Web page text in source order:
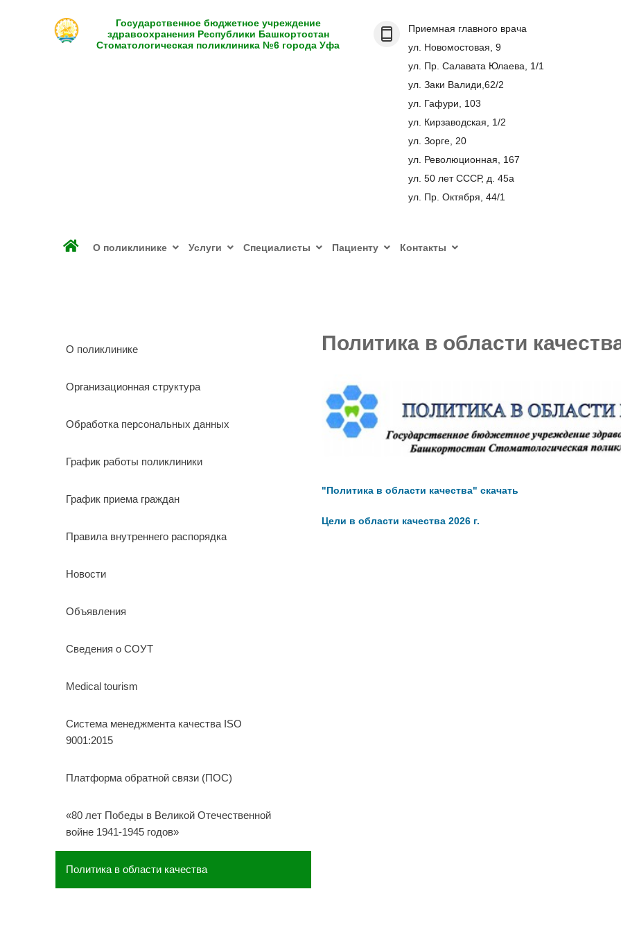
Государственное бюджетное учреждение
здравоохранения Республики Башкортостан
Стоматологическая поликлиника №6 города Уфа
Приемная главного врача
ул. Новомостовая, 9
ул. Пр. Салавата Юлаева, 1/1
ул. Заки Валиди,62/2
ул. Гафури, 103
ул. Кирзаводская, 1/2
ул. Зорге, 20
ул. Революционная, 167
ул. 50 лет СССР, д. 45а
ул. Пр. Октября, 44/1
О поликлинике Услуги Специалисты Пациенту Контакты
О поликлинике
Организационная структура
Обработка персональных данных
График работы поликлиники
График приема граждан
Правила внутреннего распорядка
Новости
Объявления
Сведения о СОУТ
Medical tourism
Система менеджмента качества ISO
9001:2015
Платформа обратной связи (ПОС)
«80 лет Победы в Великой Отечественной
войне 1941-1945 годов»
Политика в области качества
Политика в области
"Политика в области качества" скачать
Цели в области качества 2026 г.